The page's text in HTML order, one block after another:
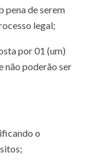
pena de serem
legal;
por 01 (um)
não poderão ser
o